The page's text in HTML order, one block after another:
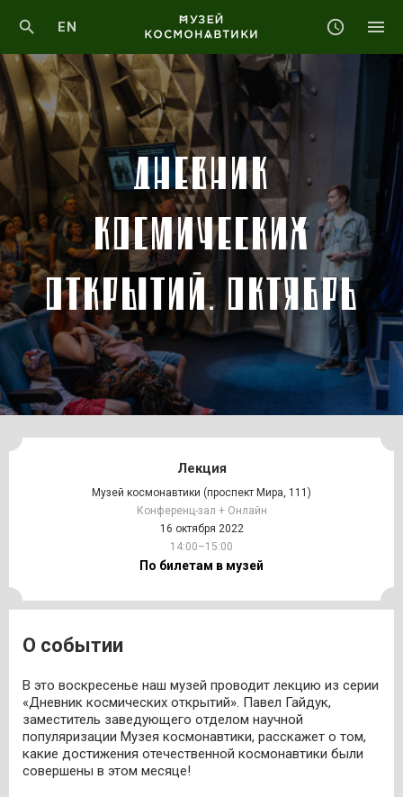
EN
ДНЕВНИК
КОСМИЧЕСКИХ
ОТКРЫТИЙ. ОКТЯБРЬ
Лекция
Музей космонавтики (проспект Мира, 111)
Конференц-зал + Онлайн
16 октября 2022
14:00–15:00
По билетам в музей
О событии
В это воскресенье наш музей проводит лекцию из серии
«Дневник космических открытий». Павел Гайдук,
заместитель заведующего отделом научной
популяризации Музея космонавтики, расскажет о том,
какие достижения отечественной космонавтики были
совершены в этом месяце!